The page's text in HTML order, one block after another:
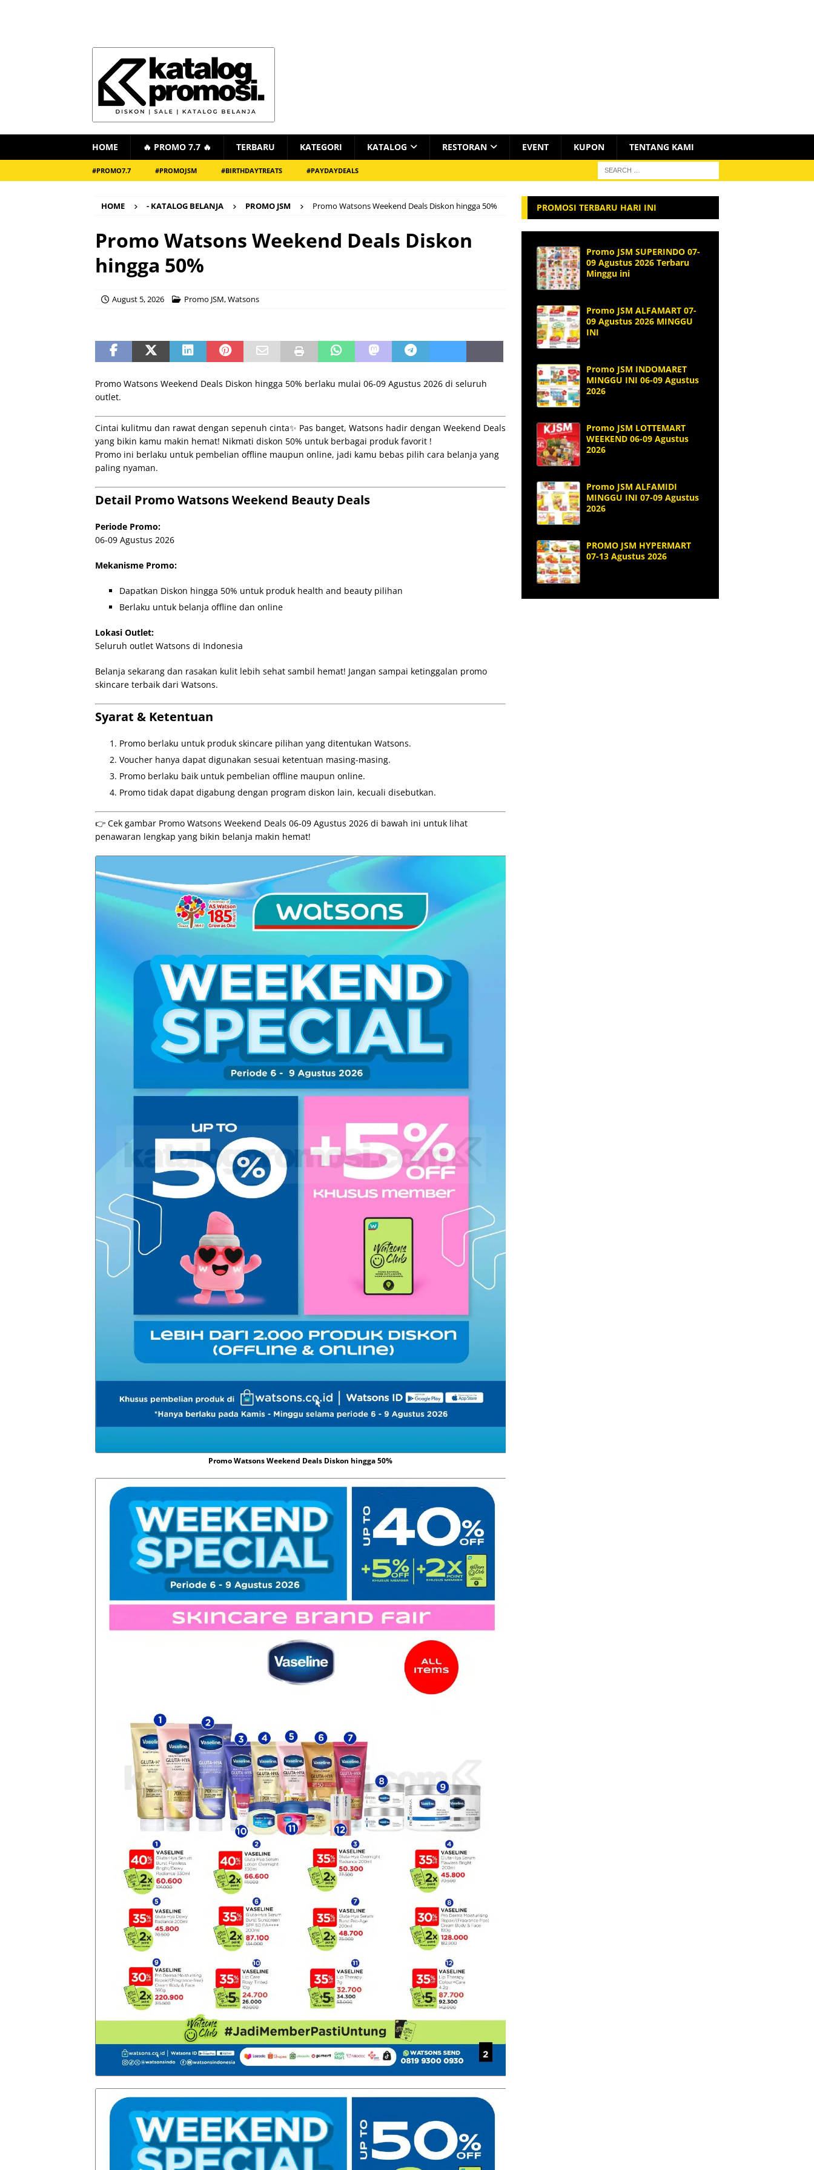
HOME 🔥 PROMO 7.7 🔥 TERBARU KATEGORI KATALOG RESTORAN EVENT KUPON TENTANG KAMI
#PROMO7.7 #PROMOJSM #BIRTHDAYTREATS #PAYDAYDEALS
HOME - KATALOG BELANJA PROMO JSM Promo Watsons Weekend Deals Diskon hingga 50%
Promo Watsons Weekend Deals Diskon
hingga 50%
August 5, 2026 Promo JSM,Watsons
Promo Watsons Weekend Deals Diskon hingga 50% berlaku mulai 06-09 Agustus 2026 di seluruh
outlet.
Cintai kulitmu dan rawat dengan sepenuh cinta✨ Pas banget, Watsons hadir dengan Weekend Deals
yang bikin kamu makin hemat! Nikmati diskon 50% untuk berbagai produk favorit !
Promo ini berlaku untuk pembelian offline maupun online, jadi kamu bebas pilih cara belanja yang
paling nyaman.
Detail Promo Watsons Weekend Beauty Deals
Periode Promo:
06-09 Agustus 2026
Mekanisme Promo:
Dapatkan Diskon hingga 50% untuk produk health and beauty pilihan
Berlaku untuk belanja offline dan online
Lokasi Outlet:
Seluruh outlet Watsons di Indonesia
Belanja sekarang dan rasakan kulit lebih sehat sambil hemat! Jangan sampai ketinggalan promo
skincare terbaik dari Watsons.
Syarat & Ketentuan
Promo berlaku untuk produk skincare pilihan yang ditentukan Watsons.
Voucher hanya dapat digunakan sesuai ketentuan masing-masing.
Promo berlaku baik untuk pembelian offline maupun online.
Promo tidak dapat digabung dengan program diskon lain, kecuali disebutkan.
👉 Cek gambar Promo Watsons Weekend Deals 06-09 Agustus 2026 di bawah ini untuk lihat
penawaran lengkap yang bikin belanja makin hemat!
Promo Watsons Weekend Deals Diskon hingga 50%
PROMOSI TERBARU HARI INI
Promo JSM SUPERINDO 07-
09 Agustus 2026 Terbaru
Minggu ini
Promo JSM ALFAMART 07-
09 Agustus 2026 MINGGU
INI
Promo JSM INDOMARET
MINGGU INI 06-09 Agustus
2026
Promo JSM LOTTEMART
WEEKEND 06-09 Agustus
2026
Promo JSM ALFAMIDI
MINGGU INI 07-09 Agustus
2026
PROMO JSM HYPERMART
07-13 Agustus 2026